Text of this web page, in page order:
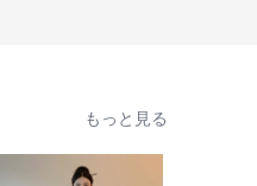
もっと見る